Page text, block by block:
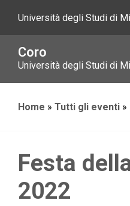
Università degli Studi di
Coro
Università degli Studi di
Home » Tutti gli eventi »
Festa
2022